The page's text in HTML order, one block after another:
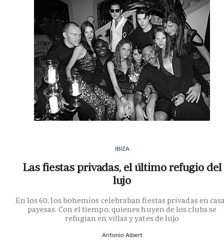
IBIZA
Las fiestas privadas, el último refugio del
lujo
En los 60, los bohemios celebraban fiestas privadas en
payesas. Con el tiempo, quienes huyen de los clubs se
refugian en villas y yates de lujo
Antonio Albert